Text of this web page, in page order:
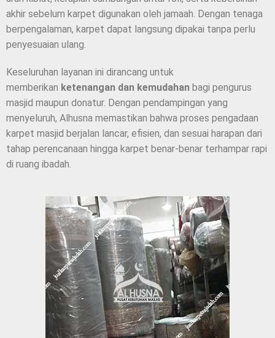
akhir sebelum karpet digunakan oleh jamaah. Dengan tenaga
berpengalaman, karpet dapat langsung dipakai tanpa perlu
penyesuaian ulang.
Keseluruhan layanan ini dirancang untuk
memberikan ketenangan dan kemudahan bagi pengurus
masjid maupun donatur. Dengan pendampingan yang
menyeluruh, Alhusna memastikan bahwa proses pengadaan
karpet masjid berjalan lancar, efisien, dan sesuai harapan dari
tahap perencanaan hingga karpet benar-benar terhampar rapi
di ruang ibadah.